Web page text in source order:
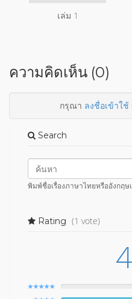
เล่ม 1
ความคิดเห็น (0)
กรุณา ลงชื่อเข้าใช้
Search
พิมพ์ชื่อเรื่องภาษาไทยหรืออังกฤษ
Rating (1 vote)